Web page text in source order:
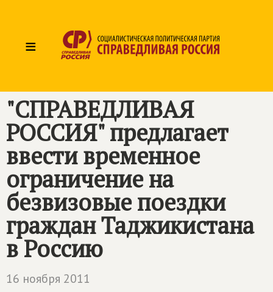
≡
"СПРАВЕДЛИВАЯ
РОССИЯ" предлагает
ввести временное
ограничение на
безвизовые поездки
граждан Таджикистана
в Россию
16 ноября 2011